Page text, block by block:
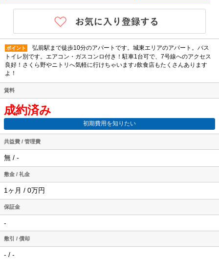
ポイント
弘前駅まで徒歩10分のアパートです。城東エリアのアパート。バス
トイレ別です。エアコン・ガスコンロ付き！駐車1台可で、7号線へのアクセス
良好！さくら野やニトリへ気軽に行けちゃいます♪飲食店もたくさんあります
よ！
賃料
成約済み
初期費用を知りたい
共益費 / 管理費
無 / -
敷金 / 礼金
1ヶ月 / 0万円
保証金
-
敷引 / 償却
- / -